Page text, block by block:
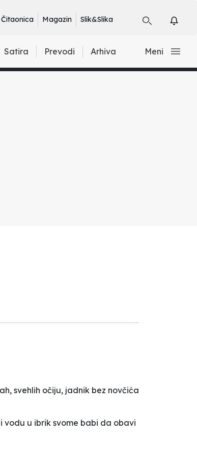
Čitaonica Magazin Slik&Slika
Satira Prevodi Arhiva Meni
svehlih očiju, jadnik bez novčića
vodu u ibrik svome babi da obavi